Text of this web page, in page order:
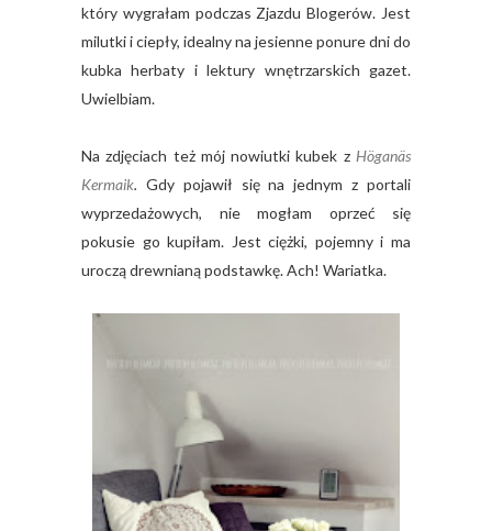
który wygrałam podczas Zjazdu Blogerów. Jest
milutki i ciepły, idealny na jesienne ponure dni do
kubka herbaty i lektury wnętrzarskich gazet.
Uwielbiam.
Na zdjęciach też mój nowiutki kubek z Höganäs
Kermaik. Gdy pojawił się na jednym z portali
wyprzedażowych, nie mogłam oprzeć się
pokusie go kupiłam. Jest ciężki, pojemny i ma
uroczą drewnianą podstawkę. Ach! Wariatka.